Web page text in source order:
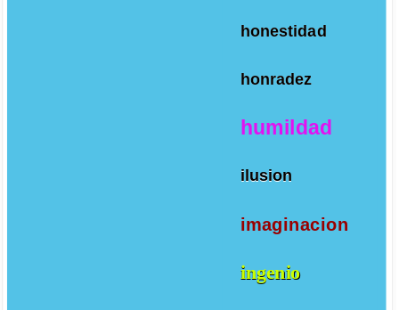
honestidad
honradez
humildad
ilusion
imaginacion
ingenio